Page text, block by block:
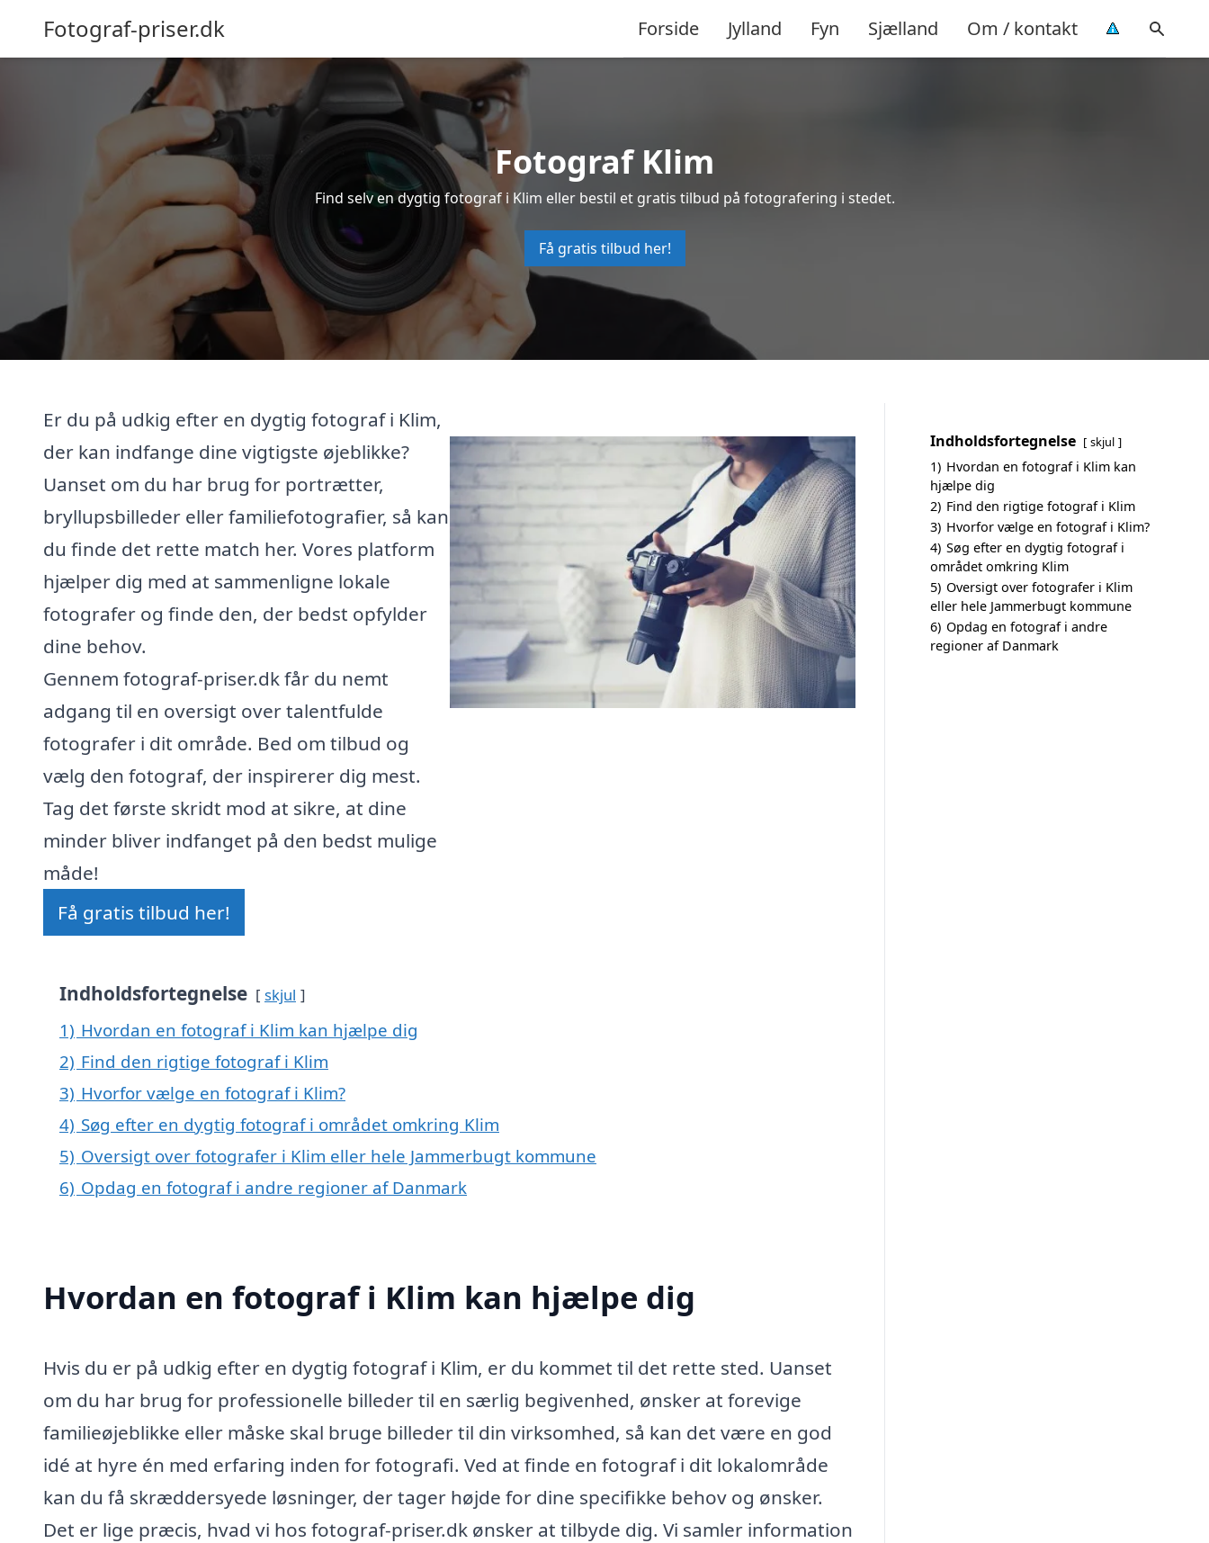
Fotograf-priser.dk Forside Jylland Fyn Sjælland Om / kontakt
Fotograf Klim
Find selv en dygtig fotograf i Klim eller bestil et gratis tilbud på fotografering i stedet.
Få gratis tilbud her!
Er du på udkig efter en dygtig fotograf i Klim,
der kan indfange dine vigtigste øjeblikke?
Uanset om du har brug for portrætter,
bryllupsbilleder eller familiefotografier, så kan
du finde det rette match her. Vores platform
hjælper dig med at sammenligne lokale
fotografer og finde den, der bedst opfylder
dine behov.
Gennem fotograf-priser.dk får du nemt
adgang til en oversigt over talentfulde
fotografer i dit område. Bed om tilbud og
vælg den fotograf, der inspirerer dig mest.
Tag det første skridt mod at sikre, at dine
minder bliver indfanget på den bedst mulige
måde!
Få gratis tilbud her!
Indholdsfortegnelse skjul
1) Hvordan en fotograf i Klim kan hjælpe dig
2) Find den rigtige fotograf i Klim
3) Hvorfor vælge en fotograf i Klim?
4) Søg efter en dygtig fotograf i området omkring Klim
5) Oversigt over fotografer i Klim eller hele Jammerbugt kommune
6) Opdag en fotograf i andre regioner af Danmark
Hvordan en fotograf i Klim kan hjælpe dig
Hvis du er på udkig efter en dygtig fotograf i Klim, er du kommet til det rette sted. Uanset
om du har brug for professionelle billeder til en særlig begivenhed, ønsker at forevige
familieøjeblikke eller måske skal bruge billeder til din virksomhed, så kan det være en god
idé at hyre én med erfaring inden for fotografi. Ved at finde en fotograf i dit lokalområde
kan du få skræddersyede løsninger, der tager højde for dine specifikke behov og ønsker.
Det er lige præcis, hvad vi hos fotograf-priser.dk ønsker at tilbyde dig. Vi samler information
Indholdsfortegnelse skjul
1) Hvordan en fotograf i Klim kan
hjælpe dig
2) Find den rigtige fotograf i Klim
3) Hvorfor vælge en fotograf i Klim?
4) Søg efter en dygtig fotograf i
området omkring Klim
5) Oversigt over fotografer i Klim
eller hele Jammerbugt kommune
6) Opdag en fotograf i andre
regioner af Danmark